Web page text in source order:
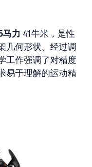
马力 41牛米，是性
几何形状、经过调
工作强调了对精度
易于理解的运动精